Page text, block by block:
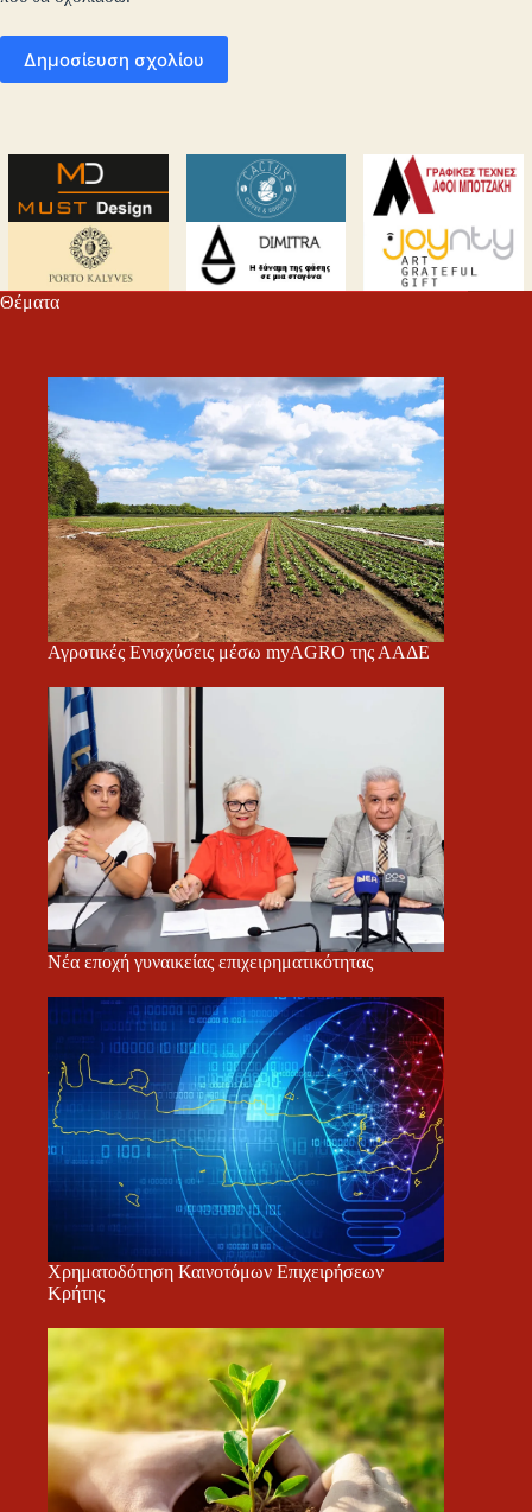
Δημοσίευση σχολίου
Θέματα
Αγροτικές Ενισχύσεις μέσω myAGRO της ΑΑΔΕ
Νέα εποχή γυναικείας επιχειρηματικότητας
Χρηματοδότηση Καινοτόμων Επιχειρήσεων
Κρήτης